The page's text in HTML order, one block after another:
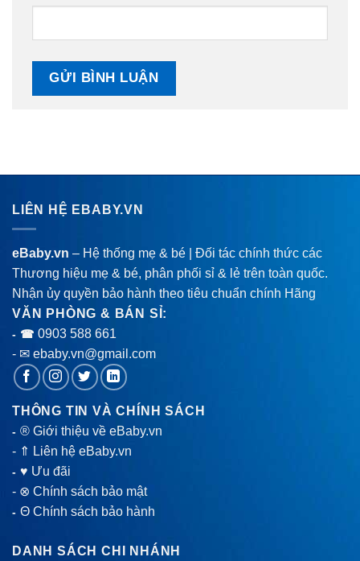
LIÊN HỆ EBABY.VN
eBaby.vn – Hệ thống mẹ & bé | Đối tác chính thức các
Thương hiệu mẹ & bé, phân phối sỉ & lẻ trên toàn quốc.
Nhận ủy quyền bảo hành theo tiêu chuẩn chính Hãng
VĂN PHÒNG & BÁN SỈ:
- ☎ 0903 588 661
- ✉ ebaby.vn@gmail.com
THÔNG TIN VÀ CHÍNH SÁCH
-® Giới thiệu về eBaby.vn
- ⇑ Liên hệ eBaby.vn
-♥ Ưu đãi
- ⊗ Chính sách bảo mật
-Θ Chính sách bảo hành
DANH SÁCH CHI NHÁNH